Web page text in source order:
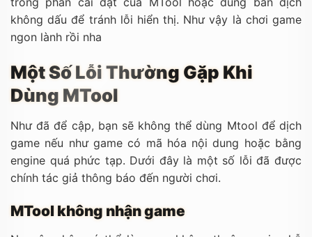
không dấu để tránh lỗi hiển thị. Như vậy là chơi game
ngon lành rồi nha
Một Số Lỗi Thường Gặp Khi
Dùng MTool
Như đã để cập, bạn sẽ không thể dùng Mtool để dịch
game nếu như game có mã hóa nội dung hoặc bằng
engine quá phức tạp. Dưới đây là một số lỗi đã được
chính tác giả thông báo đến người chơi.
MTool không nhận game